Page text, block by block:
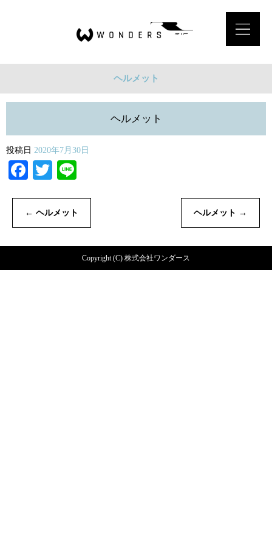
ヘルメット
ヘルメット
投稿日 2020年7月30日
Facebook
Twitter
← ヘルメット ヘルメット →
Copyright (C) 株式会社ワンダース